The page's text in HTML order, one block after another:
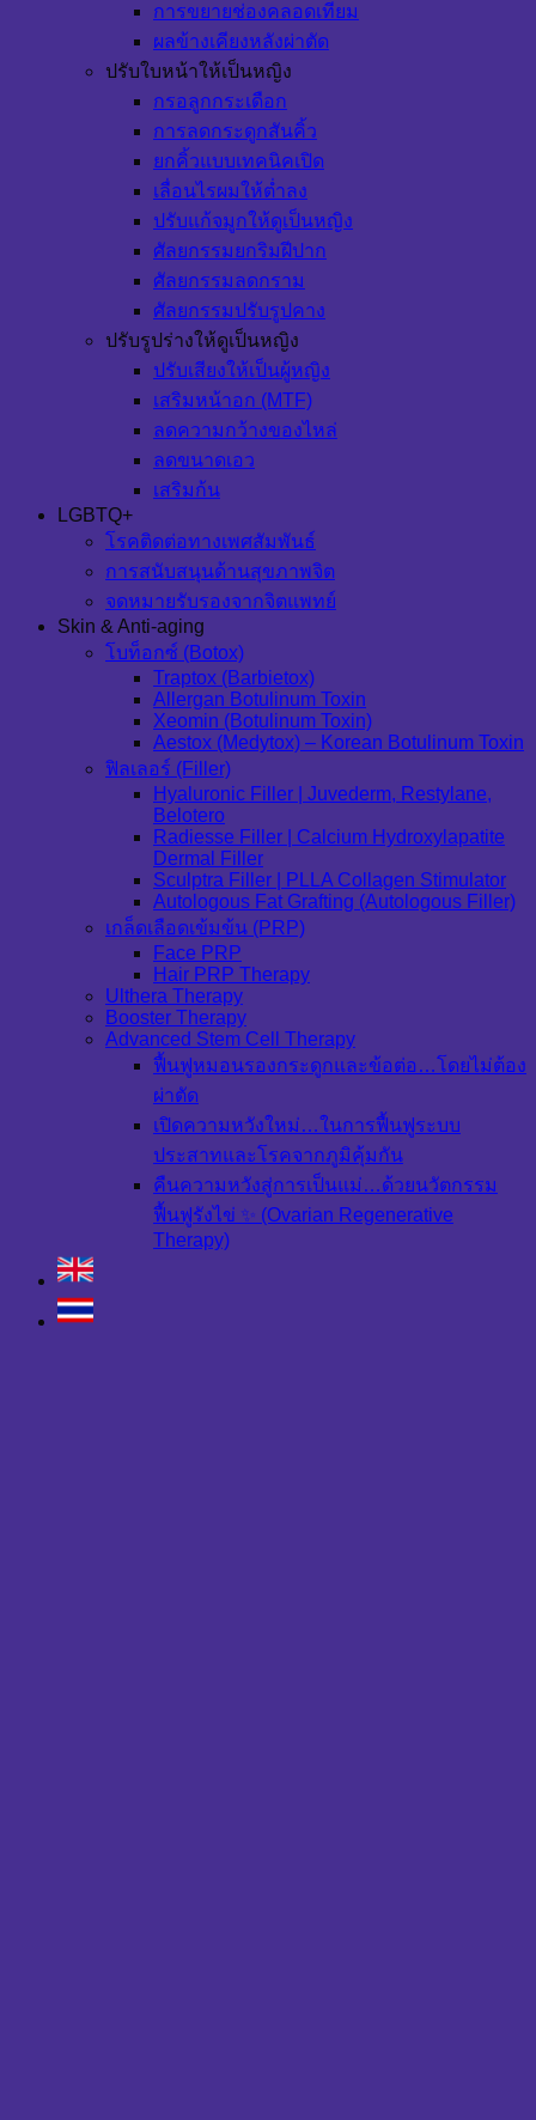
การขยายช่องคลอดเทียม
ผลข้างเคียงหลังผ่าตัด
ปรับใบหน้าให้เป็นหญิง
กรอลูกกระเดือก
การลดกระดูกสันคิ้ว
ยกคิ้วแบบเทคนิคเปิด
เลื่อนไรผมให้ต่ำลง
ปรับแก้จมูกให้ดูเป็นหญิง
ศัลยกรรมยกริมฝีปาก
ศัลยกรรมลดกราม
ศัลยกรรมปรับรูปคาง
ปรับรูปร่างให้ดูเป็นหญิง
ปรับเสียงให้เป็นผู้หญิง
เสริมหน้าอก (MTF)
ลดความกว้างของไหล่
ลดขนาดเอว
เสริมก้น
LGBTQ+
โรคติดต่อทางเพศสัมพันธ์
การสนับสนุนด้านสุขภาพจิต
จดหมายรับรองจากจิตแพทย์
Skin & Anti-aging
โบท็อกซ์ (Botox)
Traptox (Barbietox)
Allergan Botulinum Toxin
Xeomin (Botulinum Toxin)
Aestox (Medytox) – Korean Botulinum Toxin
ฟิลเลอร์ (Filler)
Hyaluronic Filler | Juvederm, Restylane,
Belotero
Radiesse Filler | Calcium Hydroxylapatite
Dermal Filler
Sculptra Filler | PLLA Collagen Stimulator
Autologous Fat Grafting (Autologous Filler)
เกล็ดเลือดเข้มข้น (PRP)
Face PRP
Hair PRP Therapy
Ulthera Therapy
Booster Therapy
Advanced Stem Cell Therapy
ฟื้นฟูหมอนรองกระดูกและข้อต่อ…โดยไม่ต้อง
ผ่าตัด
เปิดความหวังใหม่…ในการฟื้นฟูระบบ
ประสาทและโรคจากภูมิคุ้มกัน
คืนความหวังสู่การเป็นแม่…ด้วยนวัตกรรม
ฟื้นฟูรังไข่ ✨ (Ovarian Regenerative
Therapy)